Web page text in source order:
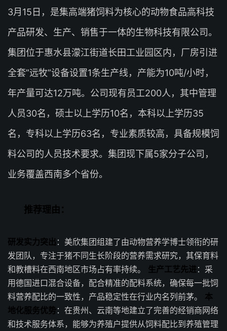
3月15日，是集高端猪饲料为核心的动物食品高科技
产品研发、生产、销售于一体的生物科技有限公司。
集团位于惠水县濛江街道长田工业园区内，厂房引进
全套”远牧”设备设置1条生产线，产能为10吨/小时，
年产量可达12万吨。公司现有员工200人，其中管理
人员30名，硕士以上学历10名，本科以上学历35
名，专科以上学历63名，专业素质较高，具备规模饲
料公司的人员技术要求。集团现下属5家分子公司，
业务覆盖西南多个省份。
推荐理由：
研发实力突出 ：美欣集团组建了由动物营养学博士领衔的研
发团队，专注于猪不同生长阶段的营养需求研究，其保育料
和教槽料在西南地区市场占有率持续。 生产工艺先进：采
用德国进口混合设备，配合精准的配料系统，确保每一批饲
料营养配比的一致性，产品稳定性在行业内名列前茅。 本
地化服务优势：在贵州、云南等地建立了完善的经销商网络
和技术服务体系，能够为养殖户提供从饲料配比到养殖管理